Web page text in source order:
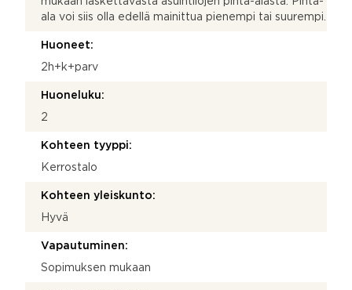
ala voi siis olla edellä mainittua pienempi tai suurempi.
Huoneet:
2h+k+parv
Huoneluku:
2
Kohteen tyyppi:
Kerrostalo
Kohteen yleiskunto:
Hyvä
Vapautuminen:
Sopimuksen mukaan